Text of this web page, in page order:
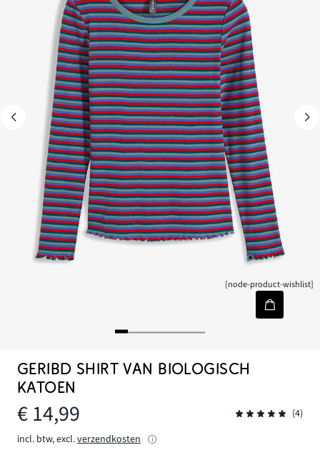
[node-product-wishlist]
GERIBD SHIRT VAN BIOLOGISCH
KATOEN
€ 14,99
(4)
incl. btw, excl.verzendkosten